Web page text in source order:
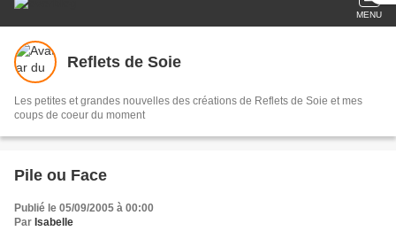
MENU
Reflets de Soie
Les petites et grandes nouvelles des créations de Reflets de Soie et mes
coups de coeur du moment
Pile ou Face
Publié le 05/09/2005 à 00:00
Par Isabelle